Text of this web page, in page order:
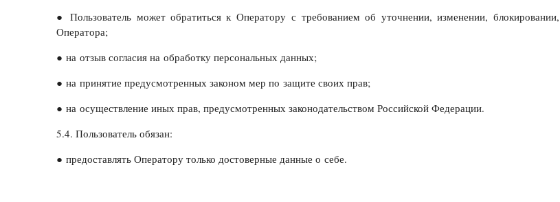
● Пользователь может обратиться к Оператору с требованием об уточнении, изменении,
Оператора;
● на отзыв согласия на обработку персональных данных;
● на принятие предусмотренных законом мер по защите своих прав;
● на осуществление иных прав, предусмотренных законодательством Российской Федерации.
5.4. Пользователь обязан:
● предоставлять Оператору только достоверные данные о себе.